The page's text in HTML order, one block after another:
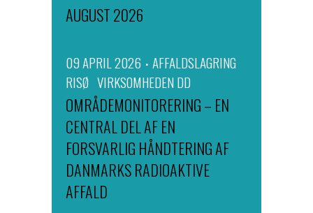
AUGUST 2026
09 APRIL 2026
AFFALDSLAGRING
RISØ VIRKSOMHEDEN DD
OMRÅDEMONITORERING – EN
CENTRAL DEL AF EN
FORSVARLIG HÅNDTERING AF
DANMARKS RADIOAKTIVE
AFFALD